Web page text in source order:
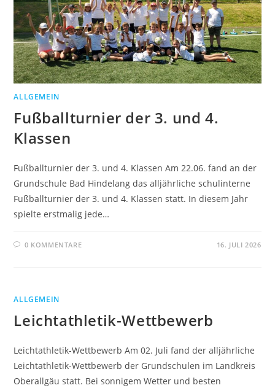
ALLGEMEIN
Fußballturnier der 3. und 4.
Klassen
Fußballturnier der 3. und 4. Klassen Am 22.06. fand an der
Grundschule Bad Hindelang das alljährliche schulinterne
Fußballturnier der 3. und 4. Klassen statt. In diesem Jahr
spielte erstmalig jede…
0 KOMMENTARE 16. JULI 2026
ALLGEMEIN
Leichtathletik-Wettbewerb
Leichtathletik-Wettbewerb Am 02. Juli fand der alljährliche
Leichtathletik-Wettbewerb der Grundschulen im Landkreis
Oberallgäu statt. Bei sonnigem Wetter und besten